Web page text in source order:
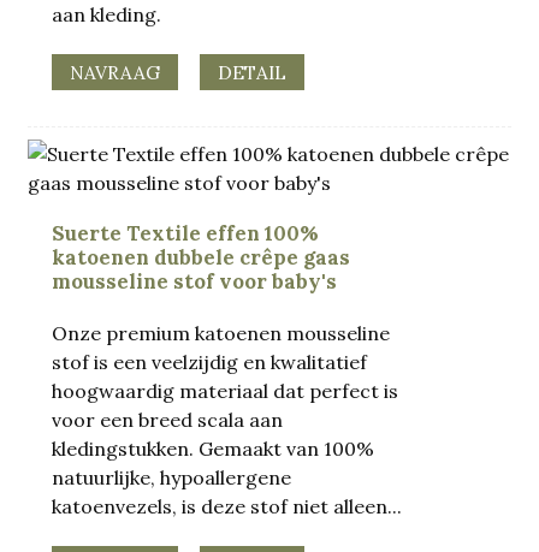
aan kleding.
NAVRAAG DETAIL
Suerte Textile effen 100%
katoenen dubbele crêpe gaas
mousseline stof voor baby's
Onze premium katoenen mousseline
stof is een veelzijdig en kwalitatief
hoogwaardig materiaal dat perfect is
voor een breed scala aan
kledingstukken. Gemaakt van 100%
natuurlijke, hypoallergene
katoenvezels, is deze stof niet alleen...